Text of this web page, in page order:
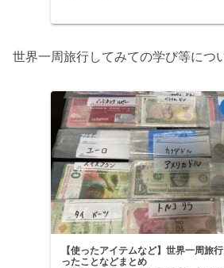
ジネスクラスで行こうかと思うと100万円く
世界一周旅行してみての学び等につ
【使ったアイテムなど】世界一周旅
ったことなどまとめ